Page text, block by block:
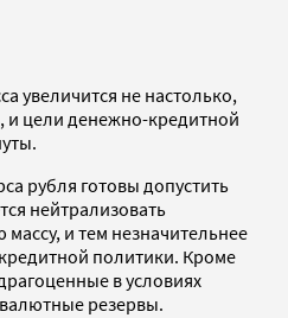
увеличится не настолько,
и цели денежно-кредитной
рубля готовы допустить
нейтрализовать
и тем незначительнее
политики. Кроме
в условиях
резервы.